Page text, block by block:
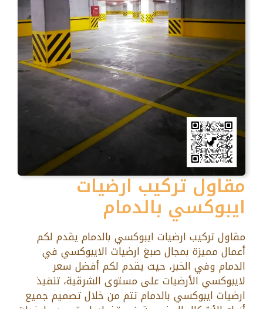
مقاول تركيب ارضيات
ايبوكسي بالدمام
مقاول تركيب ارضيات ايبوكسي بالدمام يقدم لكم
أعمال مميزة بمجال صبغ ارضيات الايبوكسي في
الدمام وفي الخبر، حيث يقدم لكم أفضل سعر
لايبوكسي الأرضيات على مستوى الشرقية، تنفيذ
ارضيات ايبوكسي بالدمام تتم من خلال تصميم جميع